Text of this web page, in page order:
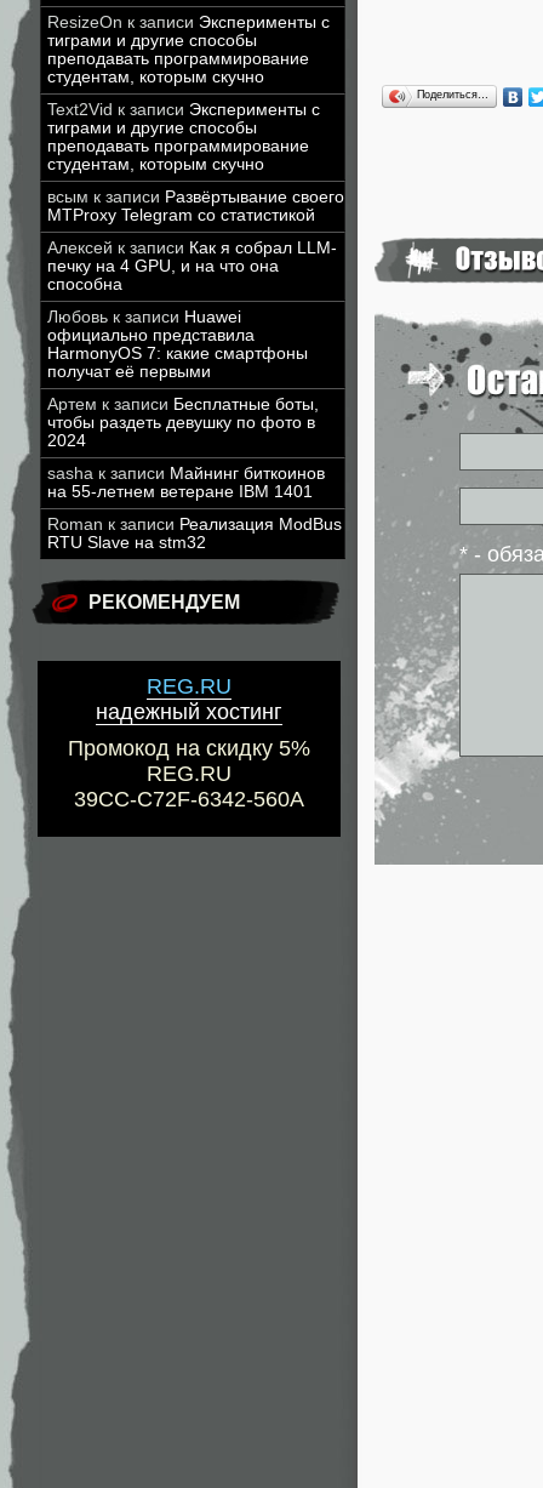
ResizeOn к записи Эксперименты с
тиграми и другие способы
преподавать программирование
студентам, которым скучно
Text2Vid к записи Эксперименты с
тиграми и другие способы
преподавать программирование
студентам, которым скучно
всым к записи Развёртывание своего
MTProxy Telegram со статистикой
Алексей к записи Как я собрал LLM-
печку на 4 GPU, и на что она
способна
Любовь к записи Huawei
официально представила
HarmonyOS 7: какие смартфоны
получат её первыми
Артем к записи Бесплатные боты,
чтобы раздеть девушку по фото в
2024
sasha к записи Майнинг биткоинов
на 55-летнем ветеране IBM 1401
Roman к записи Реализация ModBus
RTU Slave на stm32
РЕКОМЕНДУЕМ
REG.RU
надежный хостинг
Промокод на скидку 5%
REG.RU
39CC-C72F-6342-560A
Поделиться…
* -